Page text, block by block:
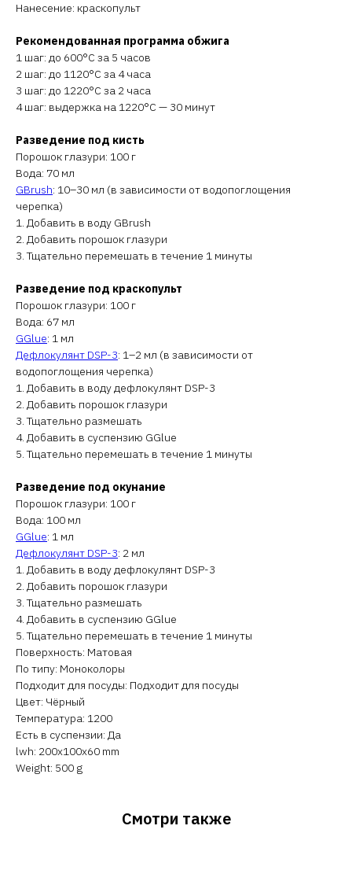
Нанесение: краскопульт
Рекомендованная программа обжига
1 шаг: до 600°C за 5 часов
2 шаг: до 1120°C за 4 часа
3 шаг: до 1220°C за 2 часа
4 шаг: выдержка на 1220°C — 30 минут
Разведение под кисть
Порошок глазури: 100 г
Вода: 70 мл
GBrush: 10–30 мл (в зависимости от водопоглощения
черепка)
1. Добавить в воду GBrush
2. Добавить порошок глазури
3. Тщательно перемешать в течение 1 минуты
Разведение под краскопульт
Порошок глазури: 100 г
Вода: 67 мл
GGlue: 1 мл
Дефлокулянт DSP-3: 1–2 мл (в зависимости от
водопоглощения черепка)
1. Добавить в воду дефлокулянт DSP-3
2. Добавить порошок глазури
3. Тщательно размешать
4. Добавить в суспензию GGlue
5. Тщательно перемешать в течение 1 минуты
Разведение под окунание
Порошок глазури: 100 г
Вода: 100 мл
GGlue: 1 мл
Дефлокулянт DSP-3: 2 мл
1. Добавить в воду дефлокулянт DSP-3
2. Добавить порошок глазури
3. Тщательно размешать
4. Добавить в суспензию GGlue
5. Тщательно перемешать в течение 1 минуты
Поверхность: Матовая
По типу: Моноколоры
Подходит для посуды: Подходит для посуды
Цвет: Чёрный
Температура: 1200
Есть в суспензии: Да
lwh: 200x100x60 mm
Weight: 500 g
Смотри также